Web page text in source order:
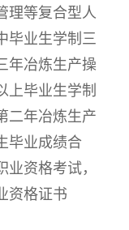
理等复合型人
毕业生学制三
年冶炼生产操
上毕业生学制
二年冶炼生产
毕业成绩合
资格考试，
资格证书